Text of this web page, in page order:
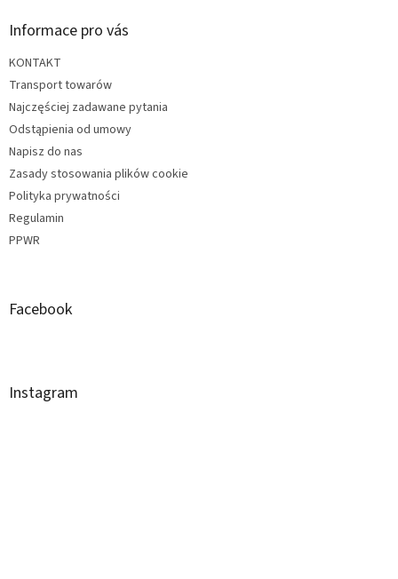
Informace pro vás
KONTAKT
Transport towarów
Najczęściej zadawane pytania
Odstąpienia od umowy
Napisz do nas
Zasady stosowania plików cookie
Polityka prywatności
Regulamin
PPWR
Facebook
Instagram